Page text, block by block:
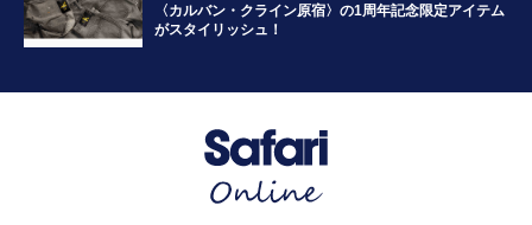
〈カルバン・クライン原宿〉の1周年記念限定アイテム
がスタイリッシュ！